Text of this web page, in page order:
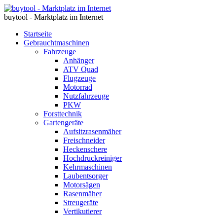
buytool - Marktplatz im Internet
Startseite
Gebrauchtmaschinen
Fahrzeuge
Anhänger
ATV Quad
Flugzeuge
Motorrad
Nutzfahrzeuge
PKW
Forsttechnik
Gartengeräte
Aufsitzrasenmäher
Freischneider
Heckenschere
Hochdruckreiniger
Kehrmaschinen
Laubentsorger
Motorsägen
Rasenmäher
Streugeräte
Vertikutierer